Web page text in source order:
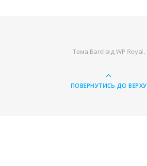
Тема Bard відWP Royal.
ПОВЕРНУТИСЬ ДО ВЕРХУ